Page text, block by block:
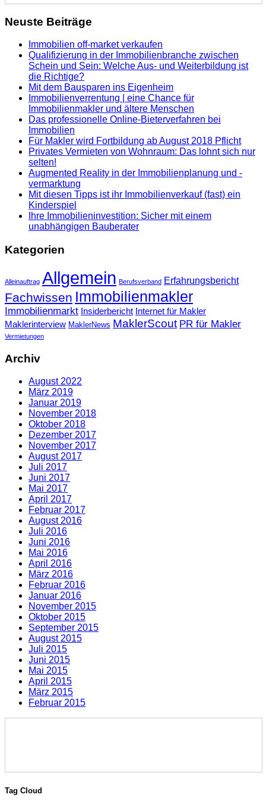
Neuste Beiträge
Immobilien off-market verkaufen
Qualifizierung in der Immobilienbranche zwischen
Schein und Sein: Welche Aus- und Weiterbildung ist
die Richtige?
Mit dem Bausparen ins Eigenheim
Immobilienverrentung | eine Chance für
Immobilienmakler und ältere Menschen
Das professionelle Online-Bieterverfahren bei
Immobilien
Für Makler wird Fortbildung ab August 2018 Pflicht
Privates Vermieten von Wohnraum: Das lohnt sich nur
selten!
Augmented Reality in der Immobilienplanung und -
vermarktung
Mit diesen Tipps ist ihr Immobilienverkauf (fast) ein
Kinderspiel
Ihre Immobilieninvestition: Sicher mit einem
unabhängigen Bauberater
Kategorien
Alleinauftrag Allgemein Berufsverband Erfahrungsbericht
Fachwissen Immobilienmakler
Immobilienmarkt Insiderbericht Internet für Makler
Maklerinterview MaklerNews MaklerScout PR für Makler
Vermietungen
Archiv
August 2022
März 2019
Januar 2019
November 2018
Oktober 2018
Dezember 2017
November 2017
August 2017
Juli 2017
Juni 2017
Mai 2017
April 2017
Februar 2017
August 2016
Juli 2016
Juni 2016
Mai 2016
April 2016
März 2016
Februar 2016
Januar 2016
November 2015
Oktober 2015
September 2015
August 2015
Juli 2015
Juni 2015
Mai 2015
April 2015
März 2015
Februar 2015
Tag Cloud